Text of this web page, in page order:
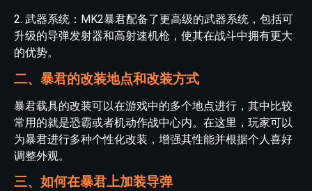
2. 武器系统：MK2暴君配备了更高级的武器系统，包括可
升级的导弹发射器和高射速机枪，使其在战斗中拥有更大
的优势。
二、暴君的改装地点和改装方式
暴君载具的改装可以在游戏中的多个地点进行，其中比较
常用的就是恐霸或者机动作战中心内。在这里，玩家可以
为暴君进行多种个性化改装，增强其性能并根据个人喜好
调整外观。
三、如何在暴君上加装导弹